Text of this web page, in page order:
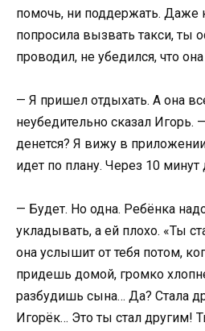
помочь, ни поддержать. Даже
попросила вызвать такси, ты
проводил, не убедился, что
— Я пришел отдыхать. А она
неубедительно сказал Игорь.
денется? Я вижу в
идет по плану. Через 10 минут
— Будет. Но одна. Ребёнка
укладывать, а ей плохо. «Ты
она услышит от тебя потом,
придешь домой, громко
разбудишь сына… Да? Стала
Игорёк… Это ты стал другим!